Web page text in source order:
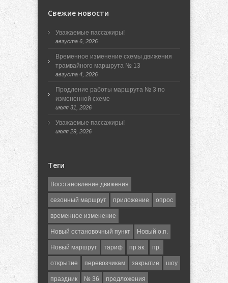
Свежие новости
Уважаемые пассажиры!
августа 6, 2026
Временное изменение схемы движения
трамвайного маршрута № 13
августа 4, 2026
Продление работы маршрута № 3 по
измененной схеме
июля 31, 2026
Уважаемые пассажиры!
июля 29, 2026
Теги
Восстановление движения
сезонный маршрут приложение опрос
временное изменение
Новый остановочный пункт Новый о.п.
Новый маршрут тариф пр.ак. пр.
открытие перевозчикам закрытие шоу
праздник № 36 предложения